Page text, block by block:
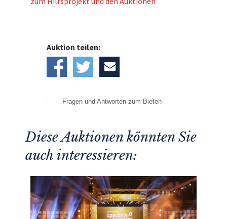
Auktion teilen:
Fragen und Antworten zum Bieten
Diese Auktionen könnten Sie
auch interessieren: